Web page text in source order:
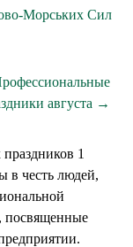
Морських Сил
августа →
1
в честь людей,
посвященные